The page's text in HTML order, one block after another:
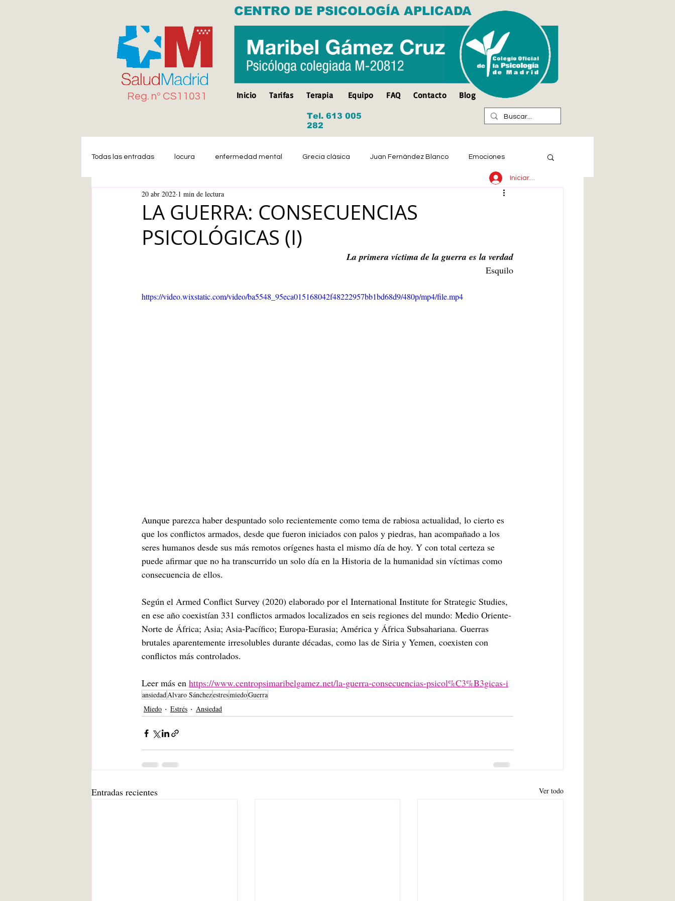
CENTRO DE PSICOLOGÍA APLICADA
Reg. nº CS11031 Inicio Tarifas Terapia Equipo FAQ Contacto Blog
Tel. 613 005
282
Todas las entradas locura enfermedad mental Grecia clásica Juan Fernández Blanco Emociones
Estrés Ansiedad
Blanca de la Torre Fernández Maribel Gámez Comunicación
Inteligencia artificial
LA GUERRA: CONSECUENCIAS
PSICOLÓGICAS (I)
20 abr 2022 1 min de lectura
La primera víctima de la guerra es la verdad
Esquilo
https://video.wixstatic.com/video/ba5548_95eca015168042f48222957bb1bd68d9/480p/mp4/file.mp4
Aunque parezca haber despuntado solo recientemente como tema de rabiosa actualidad, lo cierto es
que los conflictos armados, desde que fueron iniciados con palos y piedras, han acompañado a los
seres humanos desde sus más remotos orígenes hasta el mismo día de hoy. Y con total certeza se
puede afirmar que no ha transcurrido un solo día en la Historia de la humanidad sin víctimas como
consecuencia de ellos.
Según el Armed Conflict Survey (2020) elaborado por el International Institute for Strategic Studies,
en ese año coexistían 331 conflictos armados localizados en seis regiones del mundo: Medio Oriente-
Norte de África; Asia; Asia-Pacífico; Europa-Eurasia; América y África Subsahariana. Guerras
brutales aparentemente irresolubles durante décadas, como las de Siria y Yemen, coexisten con
conflictos más controlados.
Leer más en https://www.centropsimaribelgamez.net/la-guerra-consecuencias-psicol%C3%B3gicas-i
ansiedadAlvaro SánchezestresmiedoGuerra
Miedo
Estrés Ansiedad
Entradas recientes Ver todo
Iniciar sesión